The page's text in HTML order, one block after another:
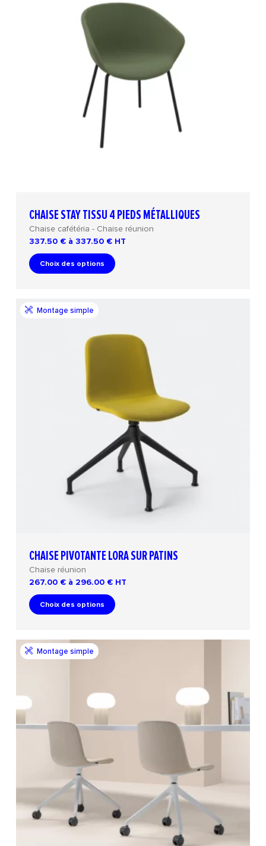
CHAISE STAY TISSU 4 PIEDS MÉTALLIQUES
Chaise cafétéria - Chaise réunion
337.50 € à 337.50 € HT
Choix des options
CHAISE PIVOTANTE LORA SUR PATINS
Chaise réunion
267.00 € à 296.00 € HT
Choix des options
Montage simple
Montage simple